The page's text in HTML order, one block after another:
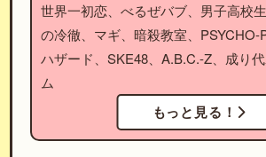
世界一初恋、べるぜバブ、男子高校
の冷徹、マギ、暗殺教室、PSYCHO-
ハザード、SKE48、A.B.C.-Z、成り
ム
もっと見る！